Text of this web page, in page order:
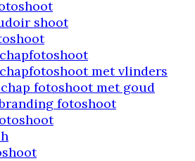
shoot
met vlinders
fotoshoot met goud
fotoshoot